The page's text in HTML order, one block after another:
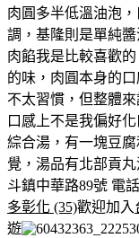
肉圓多半低溫油泡
調，基隆則是單純
肉餡我是比較喜歡
的味，肉圓本身的
不太習慣，但整體
口感上不是我偏好
綜合湯，有一塊豆
覺，湯品有北部貢丸
斗鎮中華路89號 電
多彰化 (35)歡迎加入
遊